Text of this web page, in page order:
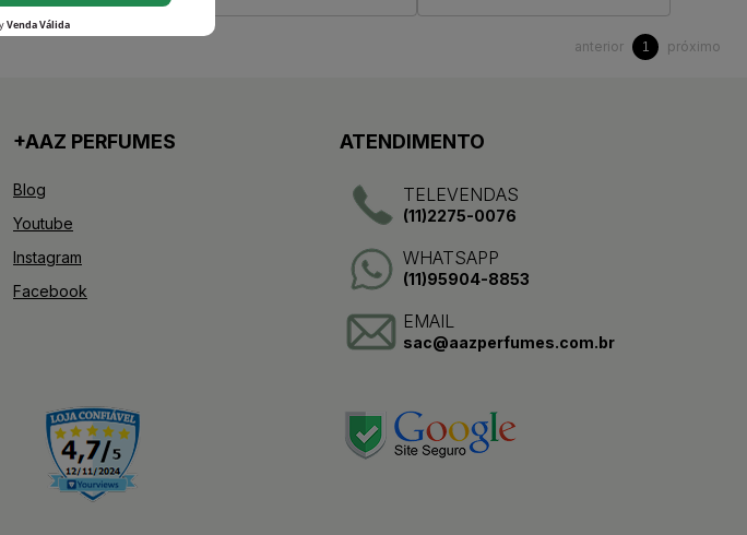
anterior 1 próximo
+AAZ PERFUMES
Blog
Youtube
Instagram
Facebook
ATENDIMENTO
TELEVENDAS
(11)2275-0076
WHATSAPP
(11)95904-8853
EMAIL
sac@aazperfumes.com.br